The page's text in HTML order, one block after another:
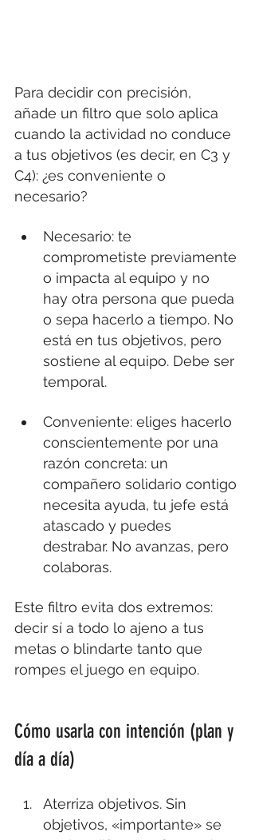
Para decidir con precisión,
añade un filtro que solo aplica
cuando la actividad no conduce
a tus objetivos (es decir, en C3 y
C4): ¿es conveniente o
necesario?
Necesario: te
comprometiste previamente
o impacta al equipo y no
hay otra persona que pueda
o sepa hacerlo a tiempo. No
está en tus objetivos, pero
sostiene al equipo. Debe ser
temporal.
Conveniente: eliges hacerlo
conscientemente por una
razón concreta: un
compañero solidario contigo
necesita ayuda, tu jefe está
atascado y puedes
destrabar. No avanzas, pero
colaboras.
Este filtro evita dos extremos:
decir sí a todo lo ajeno a tus
metas o blindarte tanto que
rompes el juego en equipo.
Cómo usarla con intención (plan y
día a día)
Aterriza objetivos. Sin
objetivos, «importante» se